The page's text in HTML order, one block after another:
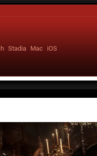
Stadia Mac iOS